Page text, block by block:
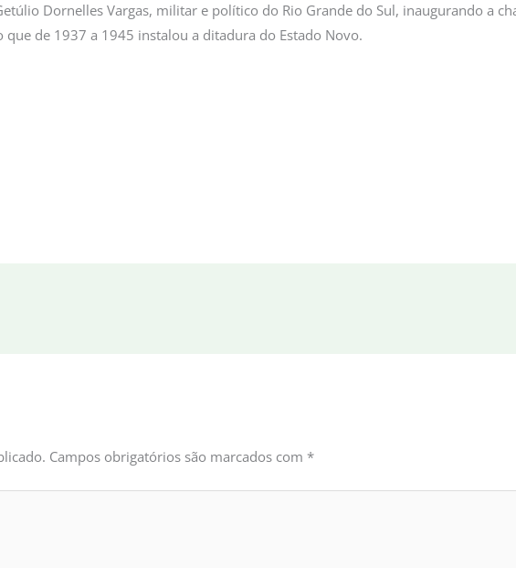
Dornelles Vargas, militar e político do Rio Grande do Sul, inaugurando a
de 1937 a 1945 instalou a ditadura do Estado Novo.
Campos obrigatórios são marcados com *